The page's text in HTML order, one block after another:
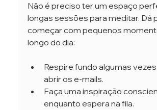
Não é preciso ter um espaço
longas sessões para meditar. Dá
começar com pequenos
longo do dia:
Respire fundo algumas
abrir os e-mails.
Faça uma inspiração
enquanto espera na fila.